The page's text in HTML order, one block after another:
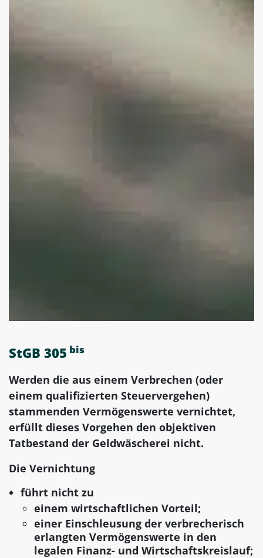
StGB 305 bis
Werden die aus einem Verbrechen (oder
einem qualifizierten Steuervergehen)
stammenden Vermögenswerte vernichtet,
erfüllt dieses Vorgehen den objektiven
Tatbestand der Geldwäscherei nicht.
Die Vernichtung
führt nicht zu
einem wirtschaftlichen Vorteil;
einer Einschleusung der verbrecherisch
erlangten Vermögenswerte in den
legalen Finanz- und Wirtschaftskreislauf;